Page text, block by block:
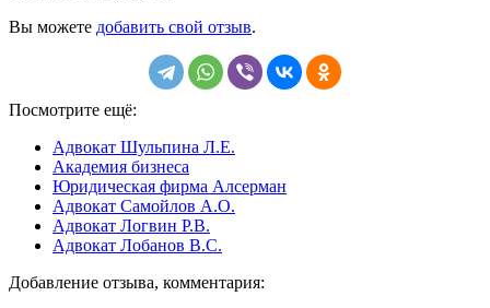
Вы можете добавить свой отзыв.
Посмотрите ещё:
Адвокат Шульпина Л.Е.
Академия бизнеса
Юридическая фирма Алсерман
Адвокат Самойлов А.О.
Адвокат Логвин Р.В.
Адвокат Лобанов В.С.
Добавление отзыва, комментария: